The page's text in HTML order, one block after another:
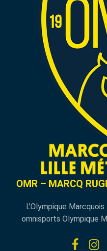
OMR – MARCQ
L’Olympique
omnisports Olympique